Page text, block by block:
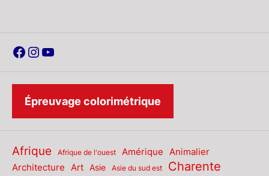
Facebook
Instagram
YouTube
Épreuvage colorimétrique
Afrique Afrique de l'ouest Amérique Animalier
Architecture
Art Asie Asie du sud est Charente